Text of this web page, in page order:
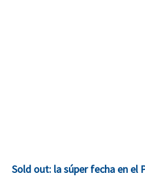
Sold out: la súper fecha en el